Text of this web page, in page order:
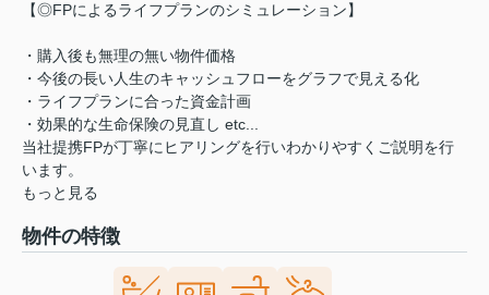
【◎FPによるライフプランのシミュレーション】
・購入後も無理の無い物件価格
・今後の長い人生のキャッシュフローをグラフで見える化
・ライフプランに合った資金計画
・効果的な生命保険の見直し etc...
当社提携FPが丁寧にヒアリングを行いわかりやすくご説明を行
います。
もっと見る
物件の特徴